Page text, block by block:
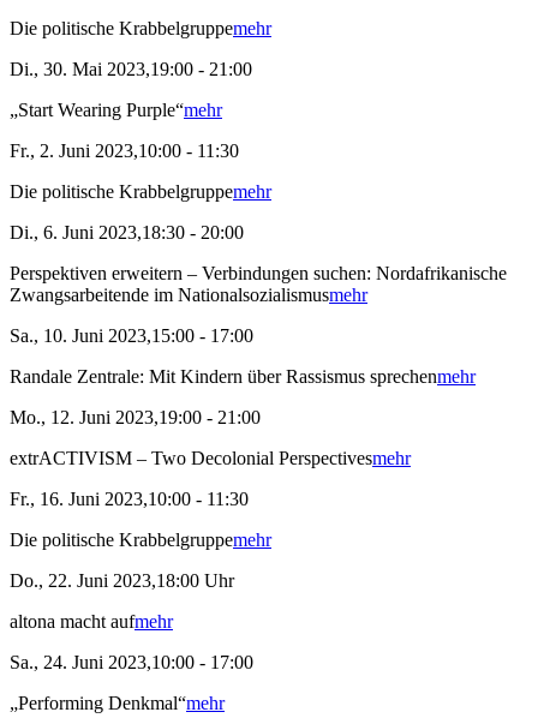
Die politische Krabbelgruppemehr
Di., 30. Mai 2023,19:00 - 21:00
„Start Wearing Purple“mehr
Fr., 2. Juni 2023,10:00 - 11:30
Die politische Krabbelgruppemehr
Di., 6. Juni 2023,18:30 - 20:00
Perspektiven erweitern – Verbindungen suchen: Nordafrikanische
Zwangsarbeitende im Nationalsozialismusmehr
Sa., 10. Juni 2023,15:00 - 17:00
Randale Zentrale: Mit Kindern über Rassismus sprechenmehr
Mo., 12. Juni 2023,19:00 - 21:00
extrACTIVISM – Two Decolonial Perspectivesmehr
Fr., 16. Juni 2023,10:00 - 11:30
Die politische Krabbelgruppemehr
Do., 22. Juni 2023,18:00 Uhr
altona macht aufmehr
Sa., 24. Juni 2023,10:00 - 17:00
„Performing Denkmal“mehr